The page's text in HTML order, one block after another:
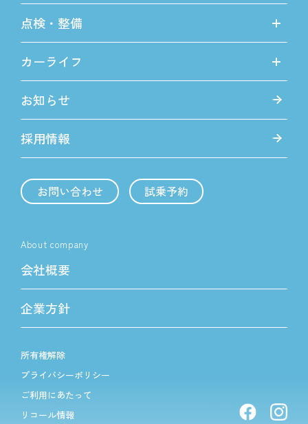
点検・整備
カーライフ
お知らせ
採用情報
お問い合わせ 試乗予約
About company
会社概要
企業方針
所有権解除
プライバシーポリシー
ご利用にあたって
リコール情報